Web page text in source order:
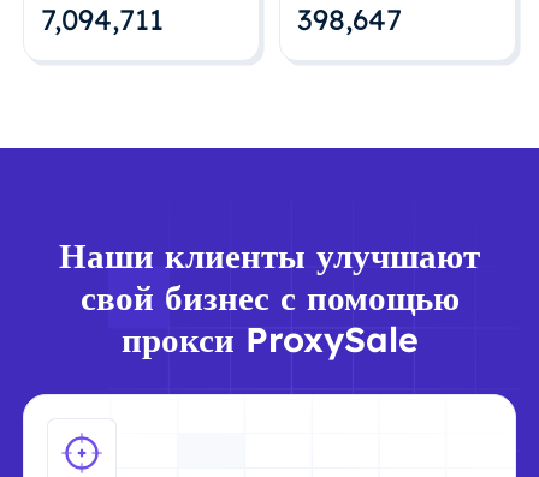
7,094,712 398,648
Наши клиенты улучшают
свой бизнес с помощью
прокси ProxySale